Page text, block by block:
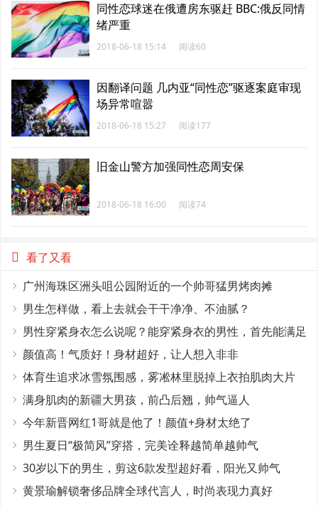
同性恋球迷在俄遭房东驱赶 BBC:俄反同情
绪严重
2018-06-18 15:14 阅读60
因翻译问题 几内亚“同性恋”驱逐案庭审现
场异常喧嚣
2018-06-18 15:27 阅读177
旧金山警方加强同性恋周安保
2018-06-18 16:00 阅读74
看了又看
广州海珠区洲头咀公园附近的一个帅哥猛男烤肉摊
男生怎样做，看上去就会干干净净、不油腻？
男性穿紧身衣怎么说呢？能穿紧身衣的男性，首先能满足
这4个条件
颜值高！气质好！身材超好，让人想入非非
体育生追求冰雪氛围感，雾凇林里脱掉上衣拍肌肉大片
满身肌肉的新疆大男孩，前凸后翘，帅气逼人
今年新晋网红1哥就是他了！颜值+身材太绝了
男生夏日“极简风”穿搭，完美诠释越简单越帅气
30岁以下的男生，剪这6款发型超好看，阳光又帅气
黄景瑜解锁奢侈品牌全球代言人，时尚表现力真好